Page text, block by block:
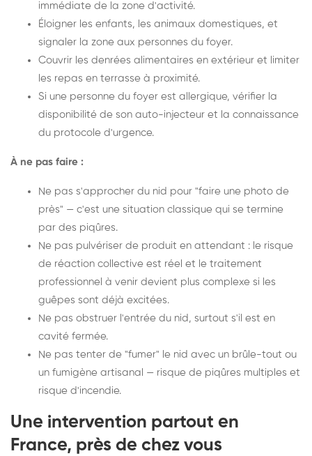
immédiate de la zone d'activité.
Éloigner les enfants, les animaux domestiques, et
signaler la zone aux personnes du foyer.
Couvrir les denrées alimentaires en extérieur et limiter
les repas en terrasse à proximité.
Si une personne du foyer est allergique, vérifier la
disponibilité de son auto-injecteur et la connaissance
du protocole d'urgence.
À ne pas faire :
Ne pas s'approcher du nid pour "faire une photo de
près" — c'est une situation classique qui se termine
par des piqûres.
Ne pas pulvériser de produit en attendant : le risque
de réaction collective est réel et le traitement
professionnel à venir devient plus complexe si les
guêpes sont déjà excitées.
Ne pas obstruer l'entrée du nid, surtout s'il est en
cavité fermée.
Ne pas tenter de "fumer" le nid avec un brûle-tout ou
un fumigène artisanal — risque de piqûres multiples et
risque d'incendie.
Une intervention partout en
France, près de chez vous